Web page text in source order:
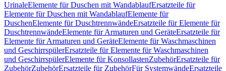
UrinaleElemente für Duschen mit WandablaufErsatzteile für
Elemente für Duschen mit WandablaufElemente für
DuschenElemente für DuschtrennwändeErsatzteile für Elemente für
DuschtrennwändeElemente für Armaturen und GeräteErsatzteile für
Elemente für Armaturen und GeräteElemente für Waschmaschinen
und GeschirrspülerErsatzteile für Elemente für Waschmaschinen
und GeschirrspülerElemente für KonsollastenZubehörErsatzteile für
ZubehörZubehörErsatzteile für ZubehörFür SystemwändeErsatzteile